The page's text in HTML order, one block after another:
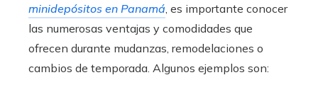
minidepósitos en Panamá , es importante conocer
las numerosas ventajas y comodidades que
ofrecen durante mudanzas, remodelaciones o
cambios de temporada. Algunos ejemplos son: